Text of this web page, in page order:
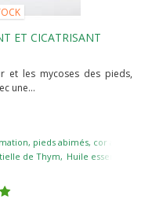
ET CICATRISANT
et les mycoses des pieds,
une...
pieds abimés, cor au pied,
de Thym Huile essentielle de